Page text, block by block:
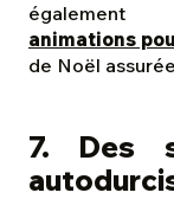
animations
de Noël
7. Des